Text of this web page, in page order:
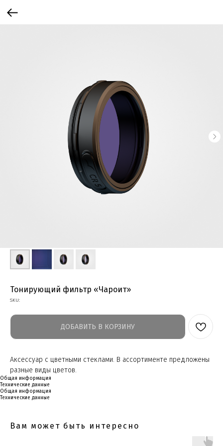
Тонирующий фильтр «Чароит»
SKU:
ДОБАВИТЬ В КОРЗИНУ
Аксессуар с цветными стеклами. В ассортименте предложены
разные виды цветов.
Общая информация
Технические данные
Общая информация
Технические данные
Вам может быть интересно